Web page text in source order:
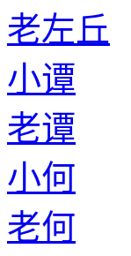
老左丘
小谭
老谭
小何
老何